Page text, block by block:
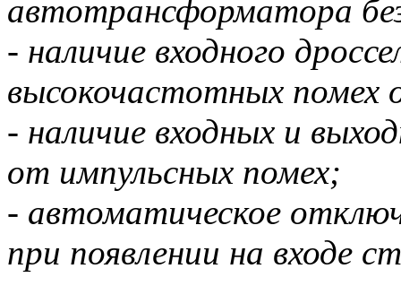
автотрансформатора без
- наличие входного
высокочастотных
- наличие входных и
от импульсных помех;
- автоматическое
при появлении на входе